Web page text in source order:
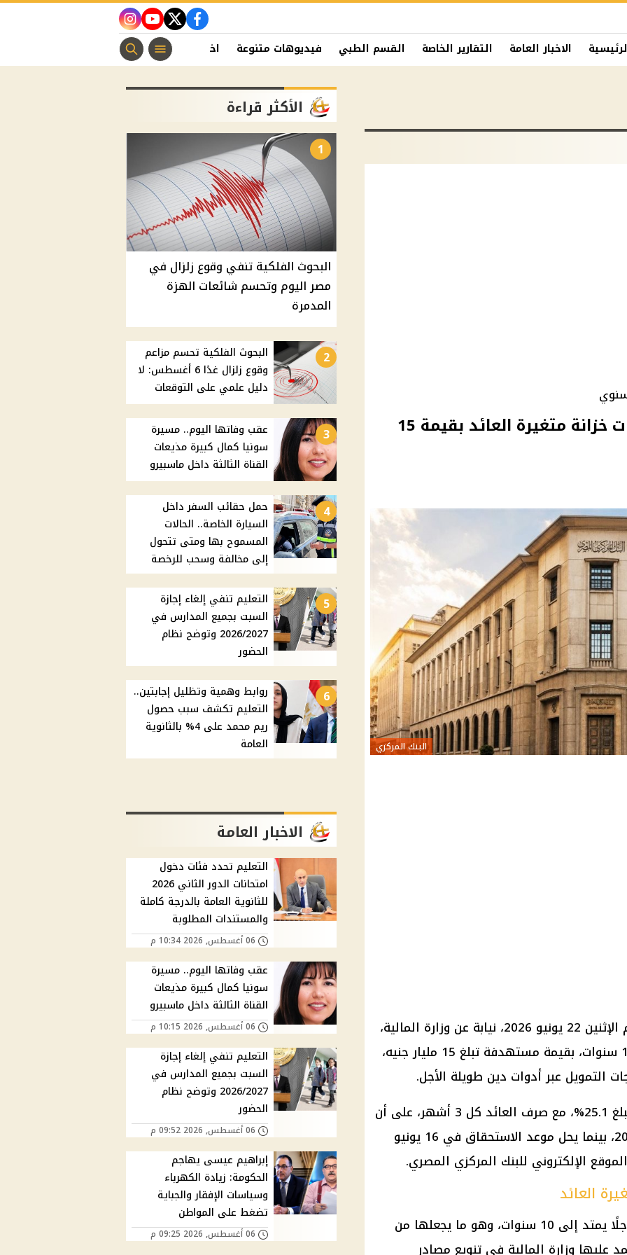
facebook
twitter
youtube
instagram
الاخبار العامة التقارير الخاصة القسم الطبي فيديوهات متنوعة اخبار الفن منوعات مسيحية
البنك المركزي يطرح سندات خزانة متغيرة العائد بقيمة 15
البنك المركزي
يطرح البنك المركزي المصري، اليوم الإثنين 22 يونيو 2026، نيابة عن وزارة المالية،
سندات خزانة متغيرة العائد لأجل 10 سنوات، بقيمة مستهدفة تبلغ 15 مليار جنيه،
التمويل عبر أدوات دين طويلة الأجل.
ويأتي الطرح الجديد بسعر كوبون يبلغ 25.1%، مع صرف العائد كل 3 أشهر، على أن
يبدأ تاريخ الإصدار في 23 يونيو 2026، بينما يحل موعد الاستحقاق في 16 يونيو
العائد
تتضمن السندات المطروحة اليوم أجلًا يمتد إلى 10 سنوات، وهو ما يجعلها من
عليها وزارة المالية في تنويع مصادر
الأكثر قراءة
1
البحوث الفلكية تنفي وقوع زلزال في
مصر اليوم وتحسم شائعات الهزة
المدمرة
2
البحوث الفلكية تحسم مزاعم
وقوع زلزال غدًا 6 أغسطس: لا
دليل علمي على التوقعات
3
عقب وفاتها اليوم.. مسيرة
سونيا كمال كبيرة مذيعات
القناة الثالثة داخل ماسبيرو
4
حمل حقائب السفر داخل
السيارة الخاصة.. الحالات
المسموح بها ومتى تتحول
إلى مخالفة وسحب للرخصة
5
التعليم تنفي إلغاء إجازة
السبت بجميع المدارس في
2026/2027 وتوضح نظام
الحضور
6
روابط وهمية وتظليل إجابتين..
التعليم تكشف سبب حصول
ريم محمد على 4% بالثانوية
العامة
الاخبار العامة
التعليم تحدد فئات دخول
امتحانات الدور الثاني 2026
للثانوية العامة بالدرجة كاملة
والمستندات المطلوبة
06 أغسطس, 2026 10:34 م
عقب وفاتها اليوم.. مسيرة
سونيا كمال كبيرة مذيعات
القناة الثالثة داخل ماسبيرو
06 أغسطس, 2026 10:15 م
التعليم تنفي إلغاء إجازة
السبت بجميع المدارس في
2026/2027 وتوضح نظام
الحضور
06 أغسطس, 2026 09:52 م
إبراهيم عيسى يهاجم
الحكومة: زيادة الكهرباء
وسياسات الإفقار والجباية
تضغط على المواطن
06 أغسطس, 2026 09:25 م